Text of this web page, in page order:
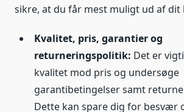
sikre, at du får mest muligt ud af dit
Kvalitet, pris, garantier og
returneringspolitik: Det er
kvalitet mod pris og undersøge
garantibetingelser samt
Dette kan spare dig for besvær